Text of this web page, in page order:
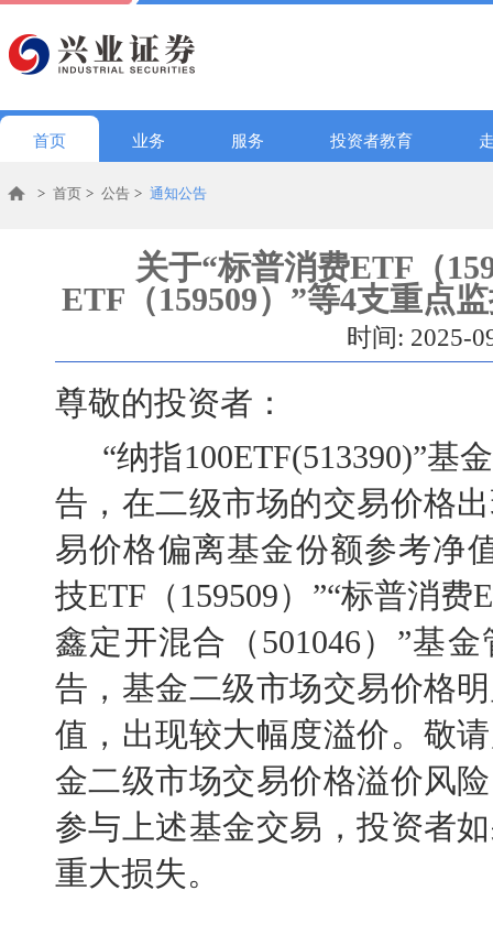
首页 业务 服务 投资者教育
> 首页 > 公告 > 通知公告
关于“标普消费ETF（
ETF（159509）”等4支重点
时间: 2025-
尊敬的投资者：
“纳指100ETF(513390)”基
告，在二级市场的交易价格
易价格偏离基金份额参考净
技ETF（159509）”“标普消费
鑫定开混合（501046）”基
告，基金二级市场交易价格
值，出现较大幅度溢价。 敬
金二级市场交易价格溢价风
参与上述基金交易，投资者
重大损失。